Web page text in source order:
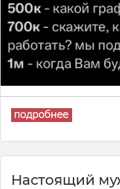
Настоящий